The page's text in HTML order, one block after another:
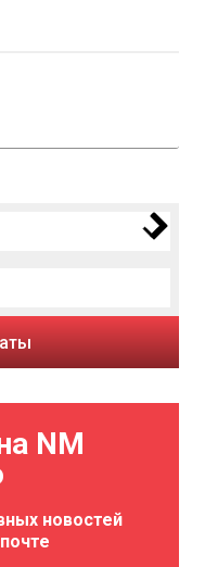
NM
новостей